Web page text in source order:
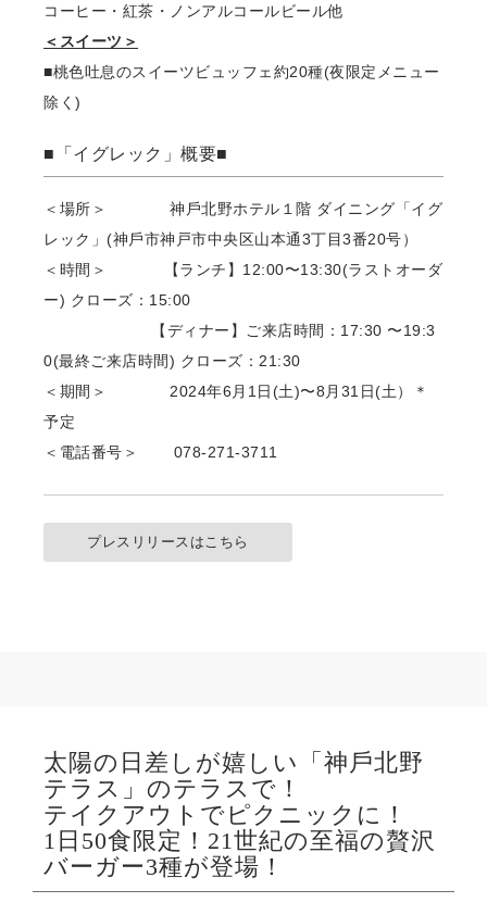
コーヒー・紅茶・ノンアルコールビール他
＜スイーツ＞
■桃⾊吐息のスイーツビュッフェ約20種(夜限定メニュー
除く)
■「イグレック」概要■
＜場所＞ 神⼾北野ホテル１階 ダイニング「イグ
レック」(神⼾市神戸市中央区山本通3丁目3番20号）
＜時間＞ 【ランチ】12:00〜13:30(ラストオーダ
ー) クローズ：15:00
【ディナー】ご来店時間：17:30 〜19:3
0(最終ご来店時間) クローズ：21:30
＜期間＞ 2024年6⽉1⽇(土)〜8⽉31⽇(土）＊
予定
＜電話番号＞ 078-271-3711
プレスリリースはこちら
太陽の⽇差しが嬉しい「神⼾北野
テラス」のテラスで！
テイクアウトでピクニックに！
1⽇50⾷限定！21世紀の⾄福の贅沢
バーガー3種が登場！